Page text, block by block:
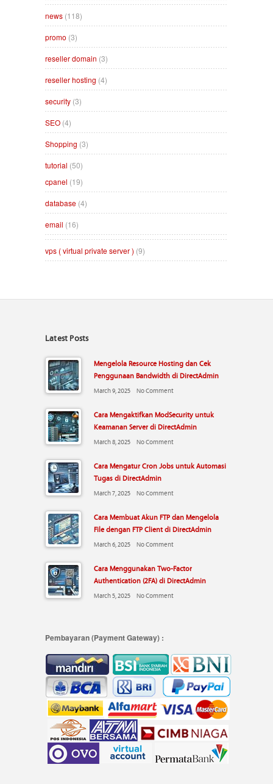
news (118)
promo (3)
reseller domain (3)
reseller hosting (4)
security (3)
SEO (4)
Shopping (3)
tutorial (50)
cpanel (19)
database (4)
email (16)
vps ( virtual private server ) (9)
Latest Posts
Mengelola Resource Hosting dan Cek
Penggunaan Bandwidth di DirectAdmin
March 9, 2025 No Comment
Cara Mengaktifkan ModSecurity untuk
Keamanan Server di DirectAdmin
March 8, 2025 No Comment
Cara Mengatur Cron Jobs untuk Automasi
Tugas di DirectAdmin
March 7, 2025 No Comment
Cara Membuat Akun FTP dan Mengelola
File dengan FTP Client di DirectAdmin
March 6, 2025 No Comment
Cara Menggunakan Two-Factor
Authentication (2FA) di DirectAdmin
March 5, 2025 No Comment
Pembayaran (Payment Gateway) :